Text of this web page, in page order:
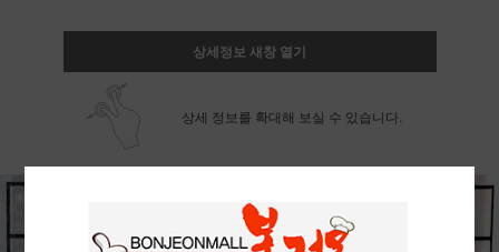
상세정보 새창 열기
상세 정보를 확대해 보실 수 있습니다.